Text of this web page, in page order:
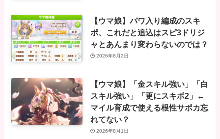
【ウマ娘】パワ入り編成のスキ
ポ、これだと追込はスピ3ドリジ
ャとあんまり変わらないのでは？
2026年8月2日
【ウマ娘】「金スキル強い」「白
スキル強い」「更にスキポ2」←
マイル育成で使える根性サポカ忘
れてない？
2026年8月1日